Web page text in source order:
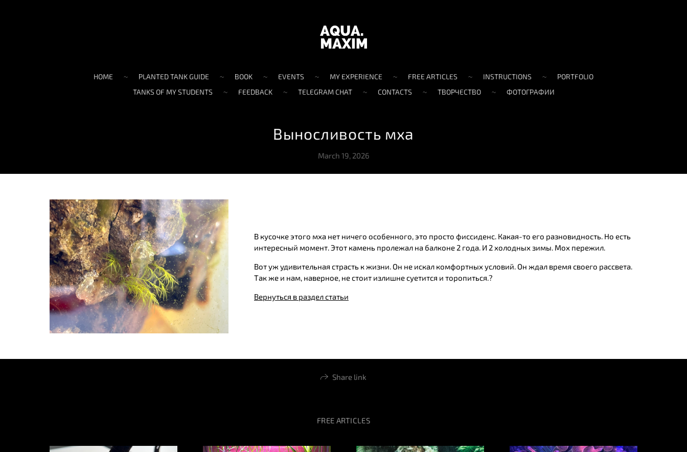
HOME PLANTED TANK GUIDE BOOK EVENTS MY EXPERIENCE FREE ARTICLES INSTRUCTIONS
PORTFOLIO
TANKS OF MY STUDENTS
FEEDBACK TELEGRAM CHAT CONTACTS ТВОРЧЕСТВО ФОТОГРАФИИ
Выносливость мха
March 19, 2026
В кусочке этого мха нет ничего особенного, это просто фиссиденс. Какая-то его разновидность. Но есть
интересный момент. Этот камень пролежал на балконе 2 года. И 2 холодных зимы. Мох пережил.
Вот уж удивительная страсть к жизни. Он не искал комфортных условий. Он ждал время своего рассвета.
Так же и нам, наверное, не стоит излишне суетится и торопиться.?
Вернуться в раздел статьи
Share link
FREE ARTICLES